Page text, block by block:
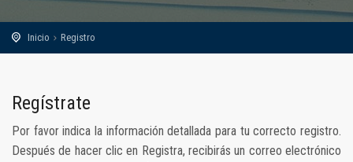
Inicio Registro
Regístrate
Por favor indica la información detallada para tu correcto registro.
Después de hacer clic en Registra, recibirás un correo electrónico